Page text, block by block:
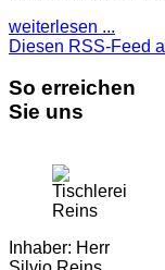
weiterlesen ...
Diesen RSS-Feed
So erreichen
Sie uns
Inhaber: Herr